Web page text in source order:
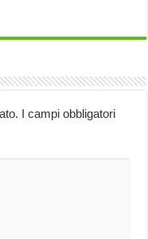
I campi obbligatori